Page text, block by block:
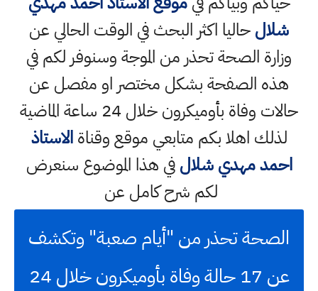
شلالحاليا اكثر البحث في الوقت الحالي عن
وزارة الصحة تحذر من الموجة وسنوفر لكم في
هذه الصفحة بشكل مختصر او مفصل عن
حالات وفاة بأوميكرون خلال 24 ساعة الماضية
لذلك اهلا بكم متابعي موقع وقناةالاستاذ
احمد مهدي شلالفي هذا الموضوع سنعرض
لكم شرح كامل عن
الصحة تحذر من "أيام صعبة" وتكشف
عن 17 حالة وفاة بأوميكرون خلال 24